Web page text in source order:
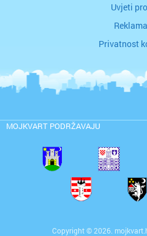
Uvjeti
Privatnost
MOJKVART PODRŽAVAJU
Copyright © 2026.